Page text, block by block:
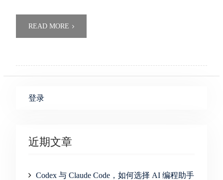
READ MORE
登录
近期文章
Codex 与 Claude Code，如何选择 AI 编程助手